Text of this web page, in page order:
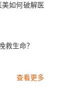
如何破解医
救生命？
查看更多